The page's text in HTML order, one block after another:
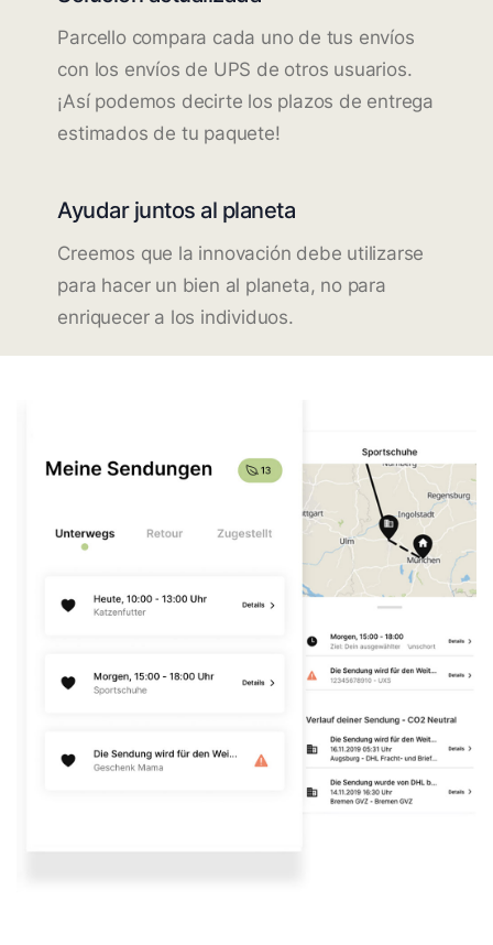
Parcello compara cada uno de tus envíos
con los envíos de UPS de otros usuarios.
¡Así podemos decirte los plazos de entrega
estimados de tu paquete!
Ayudar juntos al planeta
Creemos que la innovación debe utilizarse
para hacer un bien al planeta, no para
enriquecer a los individuos.